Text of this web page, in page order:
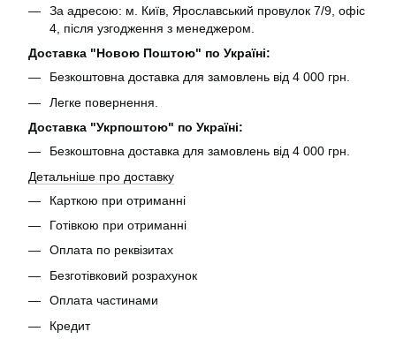
За адресою: м. Київ, Ярославський провулок 7/9, офіс
4, після узгодження з менеджером.
Доставка "Новою Поштою" по Україні:
Безкоштовна доставка для замовлень від 4 000 грн.
Легке повернення.
Доставка "Укрпоштою" по Україні:
Безкоштовна доставка для замовлень від 4 000 грн.
Детальніше про доставку
Карткою при отриманні
Готівкою при отриманні
Оплата по реквізитах
Безготівковий розрахунок
Оплата частинами
Кредит